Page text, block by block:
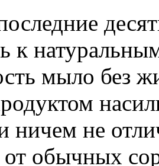
к
мыло без
ничем не
от обычных